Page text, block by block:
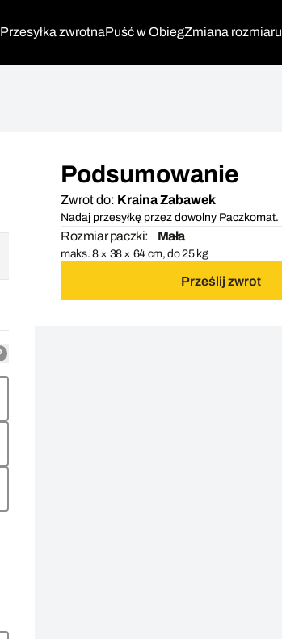
Przesyłka zwrotnaPuść w ObiegZmiana rozmiaru
Podsumowanie
Zwrot do: Kraina Zabawek
Nadaj przesyłkę przez dowolny Paczkomat.
Rozmiar paczki: Mała
maks. 8 × 38 × 64 cm, do 25 kg
Prześlij zwrot